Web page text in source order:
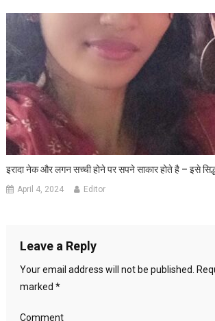
इरादा नेक और लगन सच्ची होने पर सपने साकार होते है – इसे
April 4, 2024 Editor
Leave a Reply
Your email address will not be published.
marked *
Comment